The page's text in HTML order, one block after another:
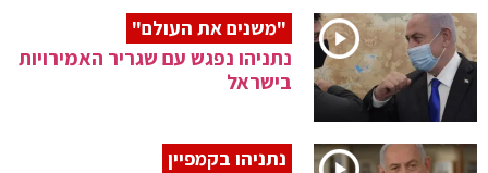
"משנים את העולם"
נתניהו נפגש עם שגריר האמירויות
בישראל
נתניהו בקמפיין